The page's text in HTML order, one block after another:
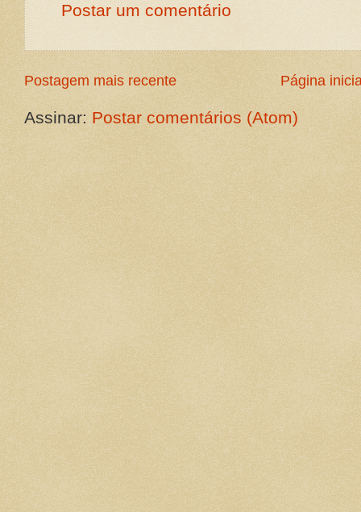
Postar um comentário
Postagem mais recente Página
Assinar: Postar comentários (Atom)